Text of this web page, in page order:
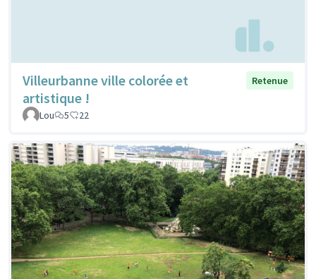
Villeurbanne ville colorée et
artistique !
Retenue
Lou 5 22